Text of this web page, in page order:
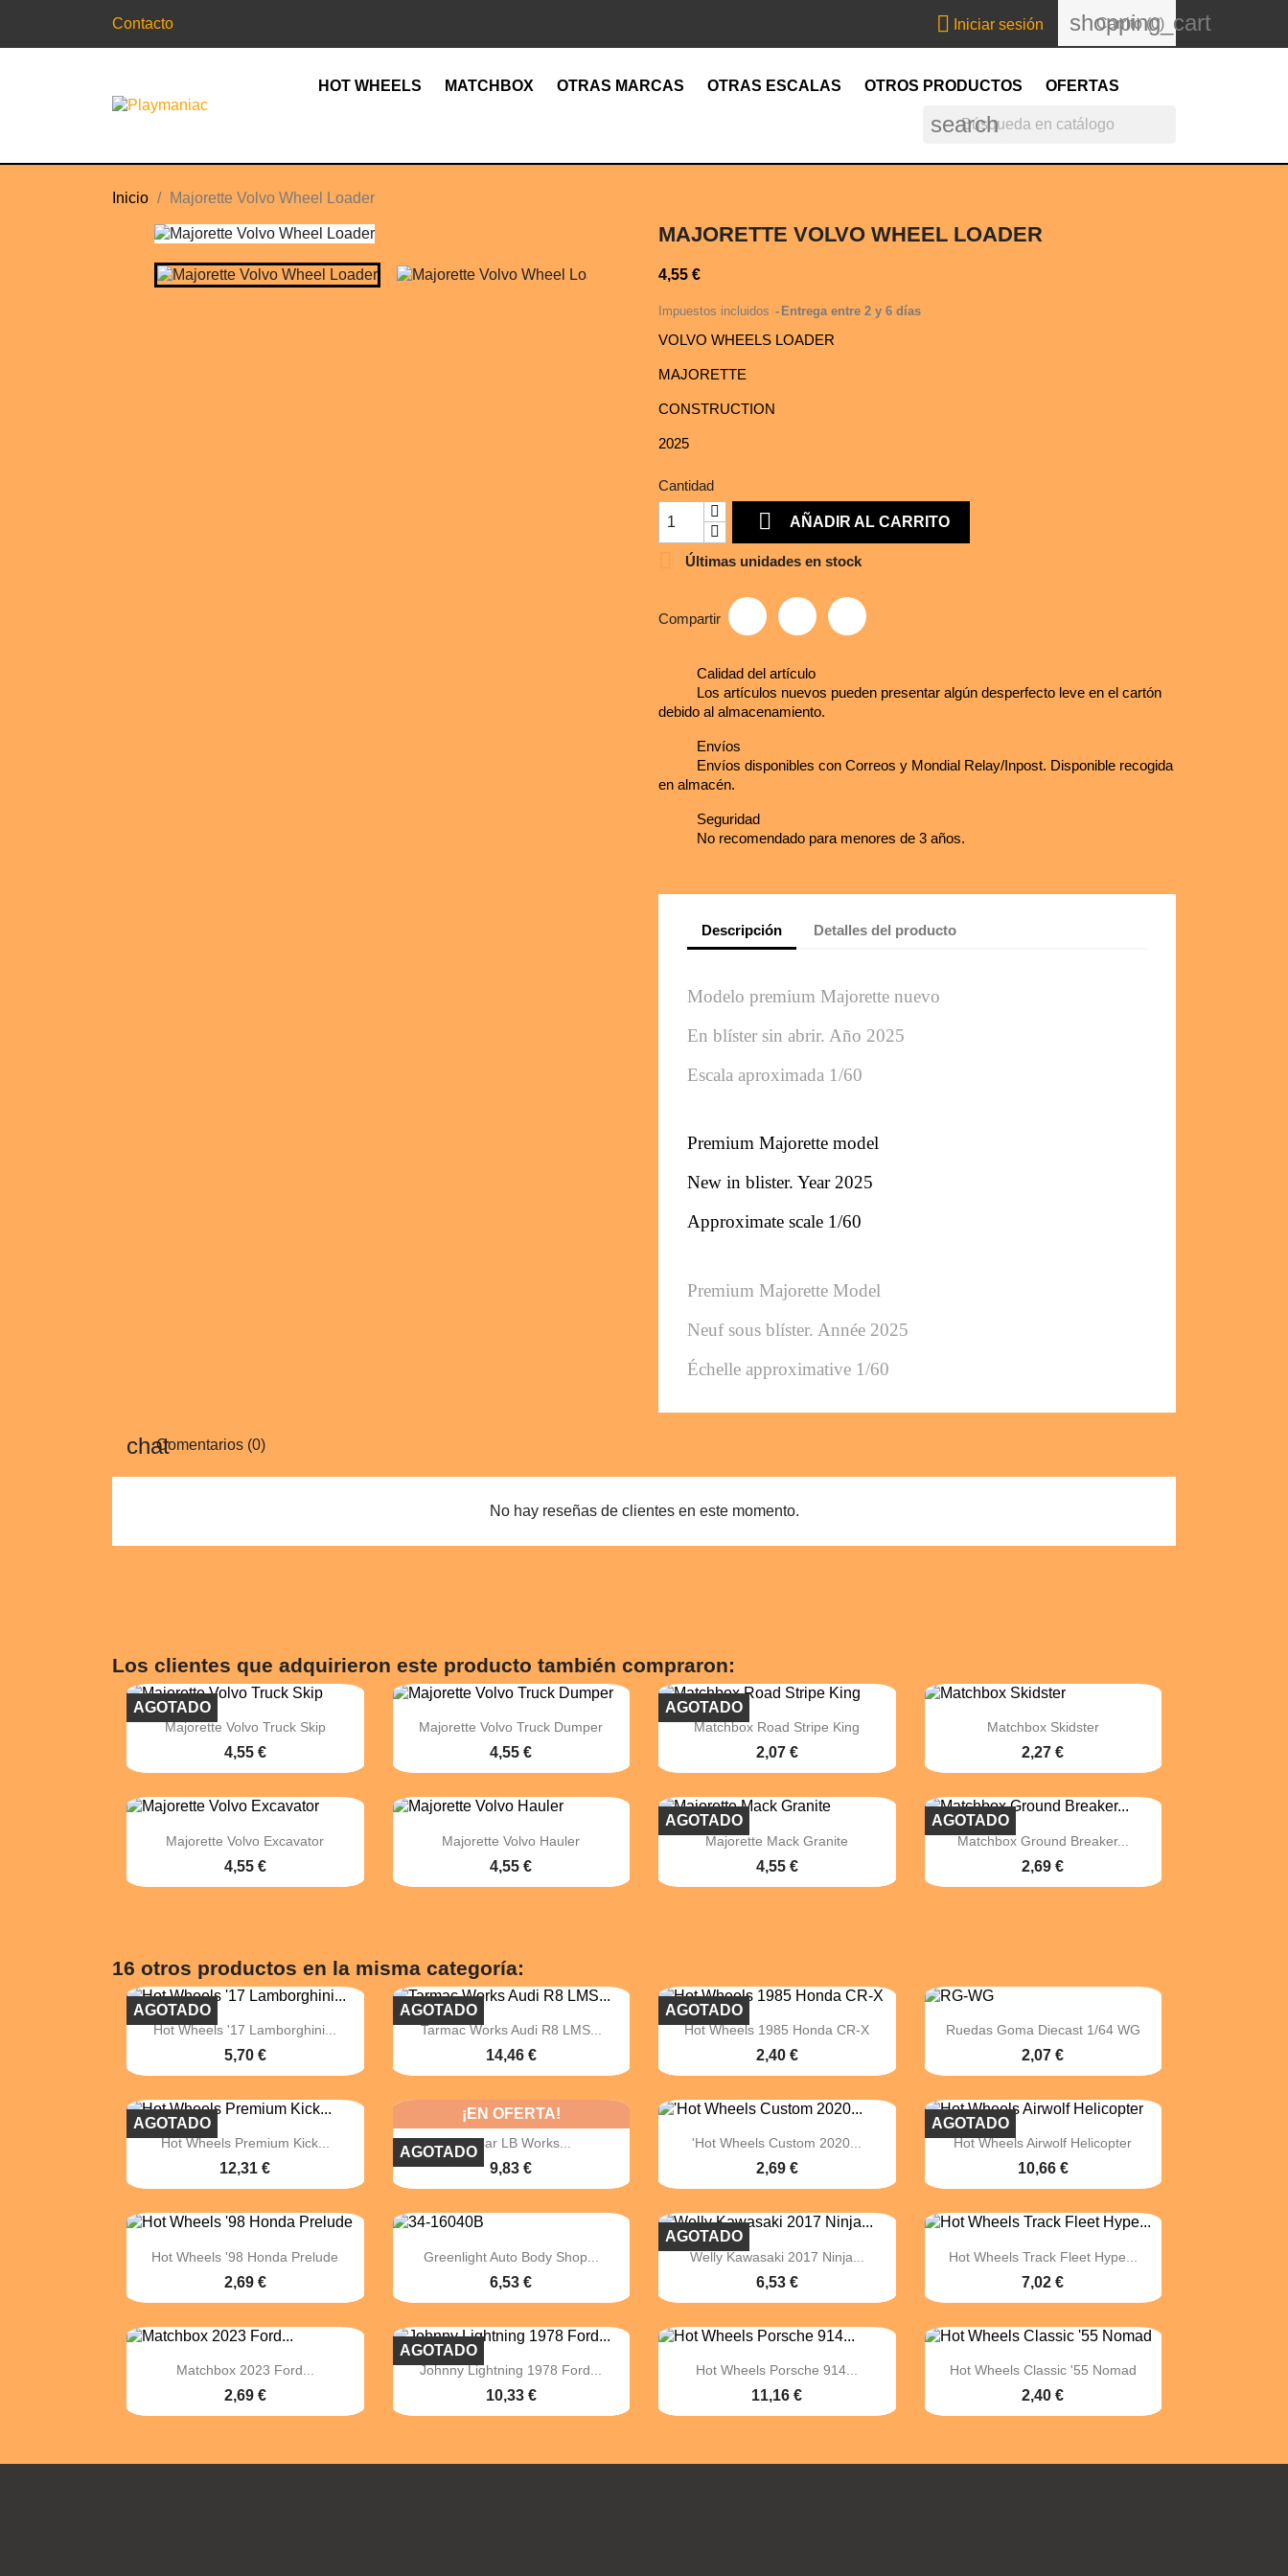
Contacto  Iniciar sesión shopping_cart
Carrito (0)
HOT WHEELS MATCHBOX OTRAS MARCAS OTRAS ESCALAS OTROS PRODUCTOS OFERTAS
search
Inicio Majorette Volvo Wheel Loader
MAJORETTE VOLVO WHEEL LOADER
4,55 €
Impuestos incluidos Entrega entre 2 y 6 días
VOLVO WHEELS LOADER
MAJORETTE
CONSTRUCTION
2025
Cantidad
 AÑADIR AL CARRITO
Últimas unidades en stock
Compartir
Calidad del artículo
Los artículos nuevos pueden presentar algún desperfecto leve en el cartón
debido al almacenamiento.
Envíos
Envíos disponibles con Correos y Mondial Relay/Inpost. Disponible recogida
en almacén.
Seguridad
No recomendado para menores de 3 años.
Descripción Detalles del producto
Modelo premium Majorette nuevo
En blíster sin abrir. Año 2025
Escala aproximada 1/60
Premium Majorette model
New in blister. Year 2025
Approximate scale 1/60
Premium Majorette Model
Neuf sous blíster. Année 2025
Échelle approximative 1/60
Comentarios (0)
No hay reseñas de clientes en este momento.
Los clientes que adquirieron este producto también compraron:
 Vista rápida
Majorette Volvo Truck Skip
4,55 €
AGOTADO
 Vista rápida
Majorette Volvo Truck Dumper
4,55 €
 Vista rápida
Matchbox Road Stripe King
2,07 €
AGOTADO
 Vista rápida
Matchbox Skidster
2,27 €
 Vista rápida
Majorette Volvo Excavator
4,55 €
 Vista rápida
Majorette Volvo Hauler
4,55 €
 Vista rápida
Majorette Mack Granite
4,55 €
AGOTADO
 Vista rápida
Matchbox Ground Breaker...
2,69 €
AGOTADO
16 otros productos en la misma categoría:
 Vista rápida
Hot Wheels '17 Lamborghini...
5,70 €
AGOTADO
 Vista rápida
Tarmac Works Audi R8 LMS...
14,46 €
AGOTADO
 Vista rápida
Hot Wheels 1985 Honda CR-X
2,40 €
AGOTADO
 Vista rápida
Ruedas Goma Diecast 1/64 WG
2,07 €
 Vista rápida
Hot Wheels Premium Kick...
12,31 €
AGOTADO
 Vista rápida
Era Car LB Works...
9,83 €
¡EN OFERTA!
AGOTADO  Vista rápida
'Hot Wheels Custom 2020...
2,69 €
 Vista rápida
Hot Wheels Airwolf Helicopter
10,66 €
AGOTADO
 Vista rápida
Hot Wheels '98 Honda Prelude
2,69 €
 Vista rápida
Greenlight Auto Body Shop...
6,53 €
 Vista rápida
Welly Kawasaki 2017 Ninja...
6,53 €
AGOTADO
 Vista rápida
Hot Wheels Track Fleet Hype...
7,02 €
 Vista rápida
Matchbox 2023 Ford...
2,69 €
 Vista rápida
Johnny Lightning 1978 Ford...
10,33 €
AGOTADO
 Vista rápida
Hot Wheels Porsche 914...
11,16 €
 Vista rápida
Hot Wheels Classic '55 Nomad
2,40 €